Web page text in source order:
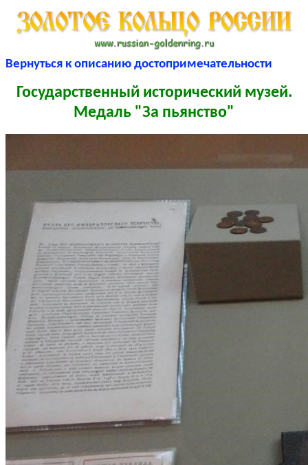
Вернуться к описанию достопримечательности
Государственный исторический музей.
Медаль "За пьянство"